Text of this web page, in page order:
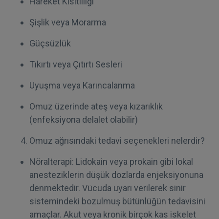
Şişlik veya Morarma
Güçsüzlük
Tıkırtı veya Çıtırtı Sesleri
Uyuşma veya Karıncalanma
Omuz üzerinde ateş veya kızarıklık
(enfeksiyona delalet olabilir)
Omuz ağrısındaki tedavi seçenekleri nelerdir?
Nöralterapi: Lidokain veya prokain gibi lokal
anesteziklerin düşük dozlarda enjeksiyonuna
denmektedir. Vücuda uyarı verilerek sinir
sistemindeki bozulmuş bütünlüğün tedavisini
amaçlar. Akut veya kronik birçok kas iskelet